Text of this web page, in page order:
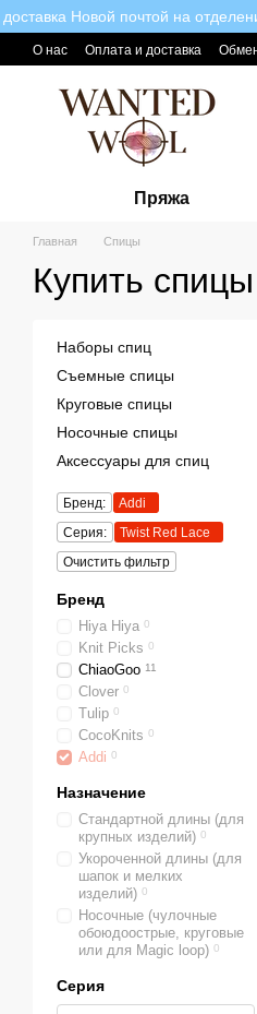
Перейти к основному контенту
доставка Новой почтой на
О нас Оплата и доставка
Пряжа
Главная Спицы
Купить
Наборы спиц
Съемные спицы
Круговые спицы
Носочные спицы
Аксессуары для спиц
Бренд:
Addi
Серия:
Twist Red Lace
Очистить фильтр
Бренд
Hiya Hiya 0
Knit Picks 0
ChiaoGoo 11
Clover 0
Tulip 0
CocoKnits 0
Addi 0
Назначение
Стандартной длины (для
крупных изделий) 0
Укороченной длины (для
шапок и мелких
изделий) 0
Носочные (чулочные
обоюдоострые, круговые
или для Magic loop) 0
Серия